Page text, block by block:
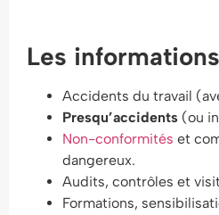
Les
Accidents du travail
Presqu’accidents (ou
Non-conformités et
dangereux.
Audits, contrôles et
Formations,